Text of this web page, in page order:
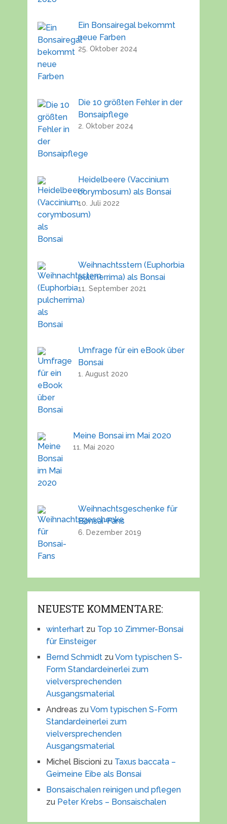
Ein Bonsairegal bekommt
neue Farben
25. Oktober 2024
Die 10 größten Fehler in der
Bonsaipflege
2. Oktober 2024
Heidelbeere (Vaccinium
corymbosum) als Bonsai
10. Juli 2022
Weihnachtsstern (Euphorbia
pulcherrima) als Bonsai
11. September 2021
Umfrage für ein eBook über
Bonsai
1. August 2020
Meine Bonsai im Mai 2020
11. Mai 2020
Weihnachtsgeschenke für
Bonsai-Fans
6. Dezember 2019
NEUESTE KOMMENTARE:
winterhartzu Top 10 Zimmer-Bonsai
für Einsteiger
Bernd SchmidtzuVom typischen S-
Form Standardeinerlei zum
vielversprechenden
Ausgangsmaterial
Andreas zuVom typischen S-Form
Standardeinerlei zum
vielversprechenden
Ausgangsmaterial
Michel Biscionizu Taxus baccata –
Geimeine Eibe als Bonsai
Bonsaischalen reinigen und pflegen
zu Peter Krebs – Bonsaischalen